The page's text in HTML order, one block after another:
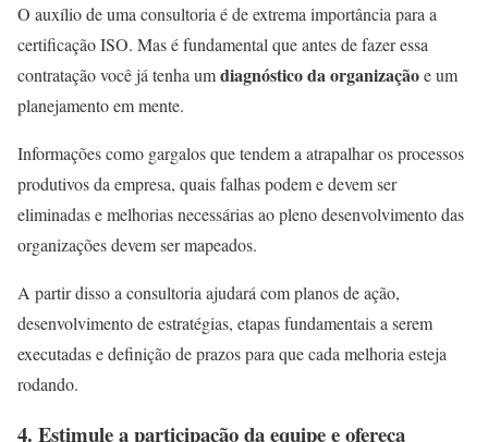
O auxílio de uma consultoria é de extrema importância para a
certificação ISO. Mas é fundamental que antes de fazer essa
contratação você já tenha umdiagnóstico da organizaçãoe um
planejamento em mente.
Informações como gargalos que tendem a atrapalhar os processos
produtivos da empresa, quais falhas podem e devem ser
eliminadas e melhorias necessárias ao pleno desenvolvimento das
organizações devem ser mapeados.
A partir disso a consultoria ajudará com planos de ação,
desenvolvimento de estratégias, etapas fundamentais a serem
executadas e definição de prazos para que cada melhoria esteja
rodando.
4. Estimule a participação da equipe e ofereça